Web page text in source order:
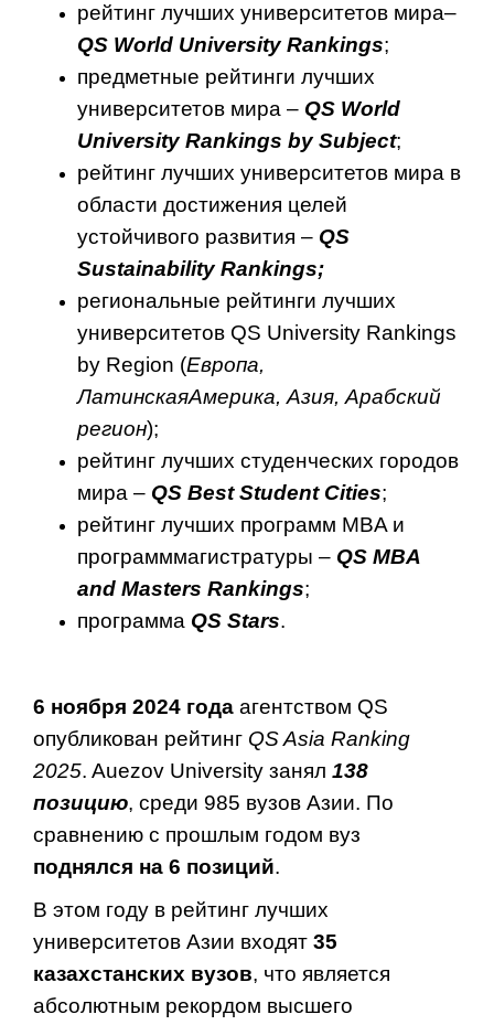
рейтинг лучших университетов мира–
QS World University Rankings;
предметные рейтинги лучших
университетов мира – QS World
University Rankings by Subject;
рейтинг лучших университетов мира в
области достижения целей
устойчивого развития – QS
Sustainability Rankings;
региональные рейтинги лучших
университетов QS University Rankings
by Region (Европа,
ЛатинскаяАмерика, Азия, Арабский
регион);
рейтинг лучших студенческих городов
мира – QS Best Student Cities;
рейтинг лучших программ MBA и
программмагистратуры – QS MBA
and Masters Rankings;
программа QS Stars.
6 ноября 2024 года агентством QS
опубликован рейтинг QS Asia Ranking
2025. Auezov University занял 138
позицию, среди 985 вузов Азии. По
сравнению с прошлым годом вуз
поднялся на 6 позиций.
В этом году в рейтинг лучших
университетов Азии входят 35
казахстанских вузов, что является
абсолютным рекордом высшего